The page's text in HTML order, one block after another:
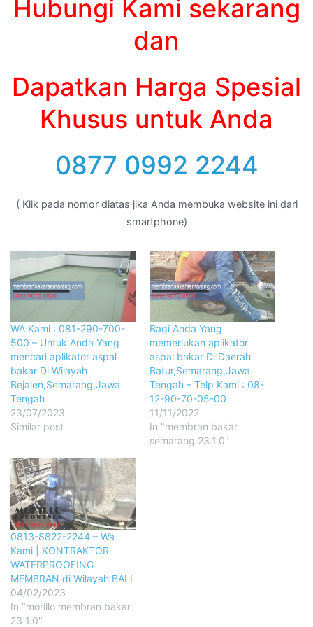
Hubungi Kami sekarang
dan
Dapatkan Harga Spesial
Khusus untuk Anda
0877 0992 2244
( Klik pada nomor diatas jika Anda membuka website ini dari
smartphone)
WA Kami : 081-290-700-
500 – Untuk Anda Yang
mencari aplikator aspal
bakar Di Wilayah
Bejalen,Semarang,Jawa
Tengah
23/07/2023
Similar post
Bagi Anda Yang
memerlukan aplikator
aspal bakar Di Daerah
Batur,Semarang,Jawa
Tengah – Telp Kami : 08-
12-90-70-05-00
11/11/2022
In "membran bakar
semarang 23.1.0"
0813-8822-2244 – Wa
Kami | KONTRAKTOR
WATERPROOFING
MEMBRAN di Wilayah BALI
04/02/2023
In "morillo membran bakar
23 1.0"